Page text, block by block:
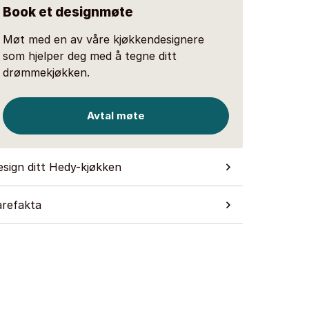
Book et designmøte
Møt med en av våre kjøkkendesignere
som hjelper deg med å tegne ditt
drømmekjøkken.
Avtal møte
ditt Hedy-kjøkken